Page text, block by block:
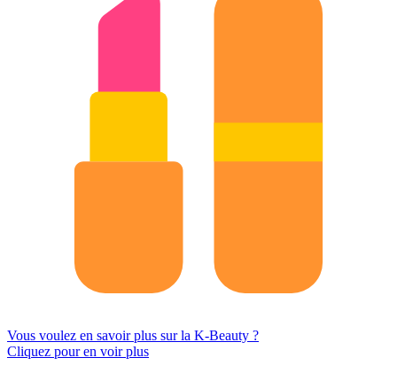
Vous voulez en savoir plus sur la K-Beauty ?
Cliquez pour en voir plus